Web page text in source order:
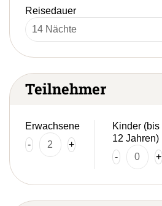
Reisedauer
Teilnehmer
Erwachsene
-
+
Kinder (bis
12 Jahren)
-
+